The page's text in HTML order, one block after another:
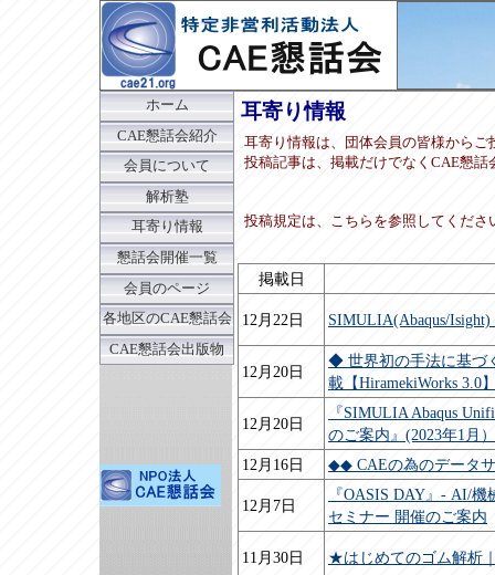
ホーム
CAE懇話会紹介
会員について
解析塾
耳寄り情報
懇話会開催一覧
会員のページ
各地区のCAE懇話会
CAE懇話会出版物
耳寄り情報
耳寄り情報は、団体会員の皆様から
投稿記事は、掲載だけでなくCAE懇
投稿規定は、こちらを参照してくださ
掲載日
12月22日 SIMULIA(Abaqus/
12月20日
◆ 世界初の手法に基づ
載【HiramekiWorks
12月20日
『SIMULIA Abaqus
のご案内』(2023年1月）
12月16日
◆◆ CAEの為のデータ
12月7日
『OASIS DAY』- AI/
セミナー 開催のご案内
11月30日 ★はじめてのゴム解析